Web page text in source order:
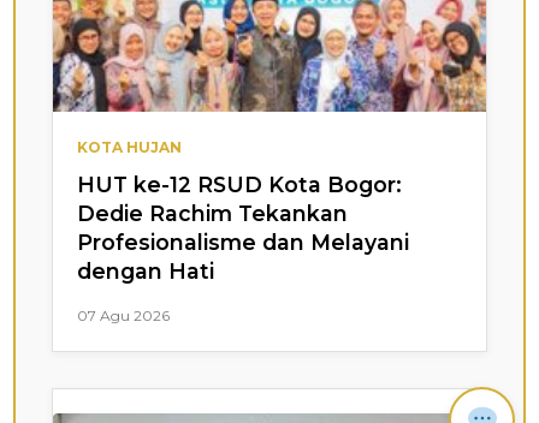
KOTA HUJAN
HUT ke-12 RSUD Kota Bogor:
Dedie Rachim Tekankan
Profesionalisme dan Melayani
dengan Hati
07 Agu 2026